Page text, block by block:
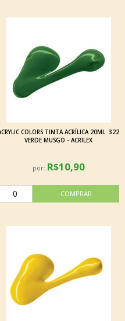
COLORS TINTA ACRÍLICA 20ML. 322
VERDE MUSGO - ACRILEX
por: R$10,90